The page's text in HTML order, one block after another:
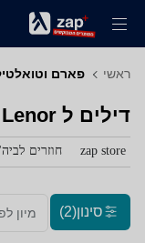
ראשי פארם
דילים ל‏ Lenor - לא ידוע
zap store חוזרים
סינון(2) מיון